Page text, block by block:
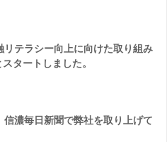
リテラシー向上に向けた取り組み
タートしました。
信濃毎日新聞で弊社を取り上げて